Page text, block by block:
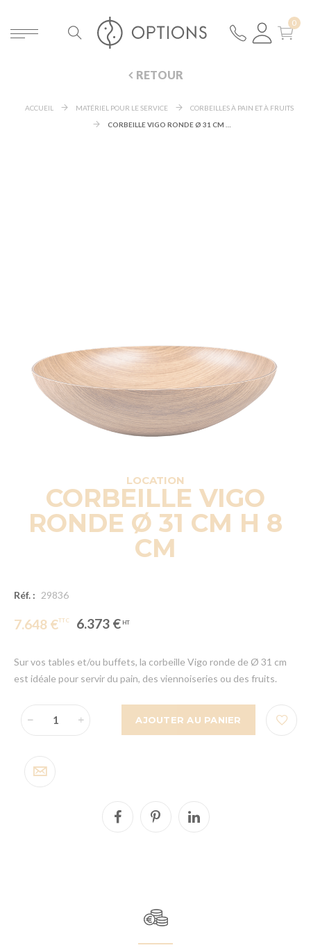
RETOUR
ACCUEIL MATÉRIEL POUR LE SERVICE
CORBEILLES À PAIN ET À FRUITS
LOCATION
CORBEILLE VIGO
RONDE Ø 31 CM H 8
CM
Réf. : 29836
7.648 € 6.373 €
Sur vos tables et/ou buffets, la corbeille Vigo ronde de Ø 31 cm
est idéale pour servir du pain, des viennoiseries ou des fruits.
AJOUTER AU PANIER